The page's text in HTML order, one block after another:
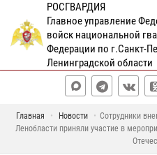
РОСГВАРДИЯ
Главное управление
войск национальной
Федерации по г.Санкт-
Ленинградской области
Главная Новости
Сотрудники
Ленобласти приняли участие в